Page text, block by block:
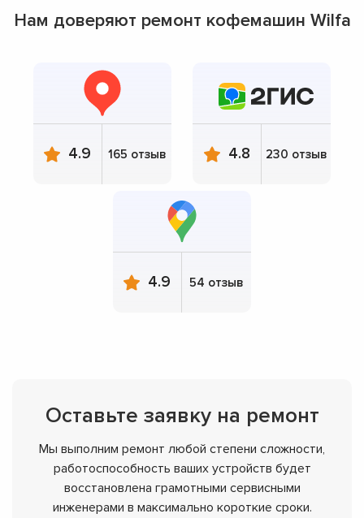
Нам доверяют ремонт кофемашин Wilfa
4.9 165 отзыв 4.8 230 отзыв
4.9 54 отзыв
Оставьте заявку на ремонт
Мы выполним ремонт любой степени сложности,
работоспособность ваших устройств будет
восстановлена грамотными сервисными
инженерами в максимально короткие сроки.